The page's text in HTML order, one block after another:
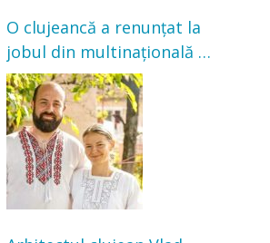
O clujeancă a renunțat la
jobul din multinațională și
s-a mutat la țară. Acum
cultivă legume în grădina
bunicilor